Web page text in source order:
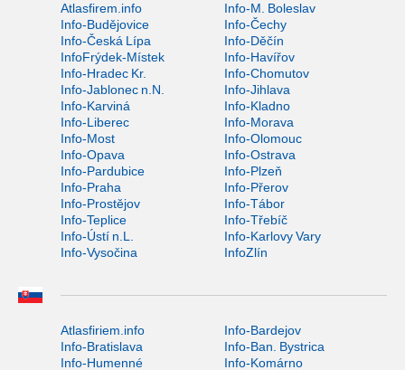
Atlasfirem.info
Info-M. Boleslav
Info-Budějovice
Info-Čechy
Info-Česká Lípa
Info-Děčín
InfoFrýdek-Místek
Info-Havířov
Info-Hradec Kr.
Info-Chomutov
Info-Jablonec n.N.
Info-Jihlava
Info-Karviná
Info-Kladno
Info-Liberec
Info-Morava
Info-Most
Info-Olomouc
Info-Opava
Info-Ostrava
Info-Pardubice
Info-Plzeň
Info-Praha
Info-Přerov
Info-Prostějov
Info-Tábor
Info-Teplice
Info-Třebíč
Info-Ústí n.L.
Info-Karlovy Vary
Info-Vysočina
InfoZlín
Atlasfiriem.info
Info-Bardejov
Info-Bratislava
Info-Ban. Bystrica
Info-Humenné
Info-Komárno